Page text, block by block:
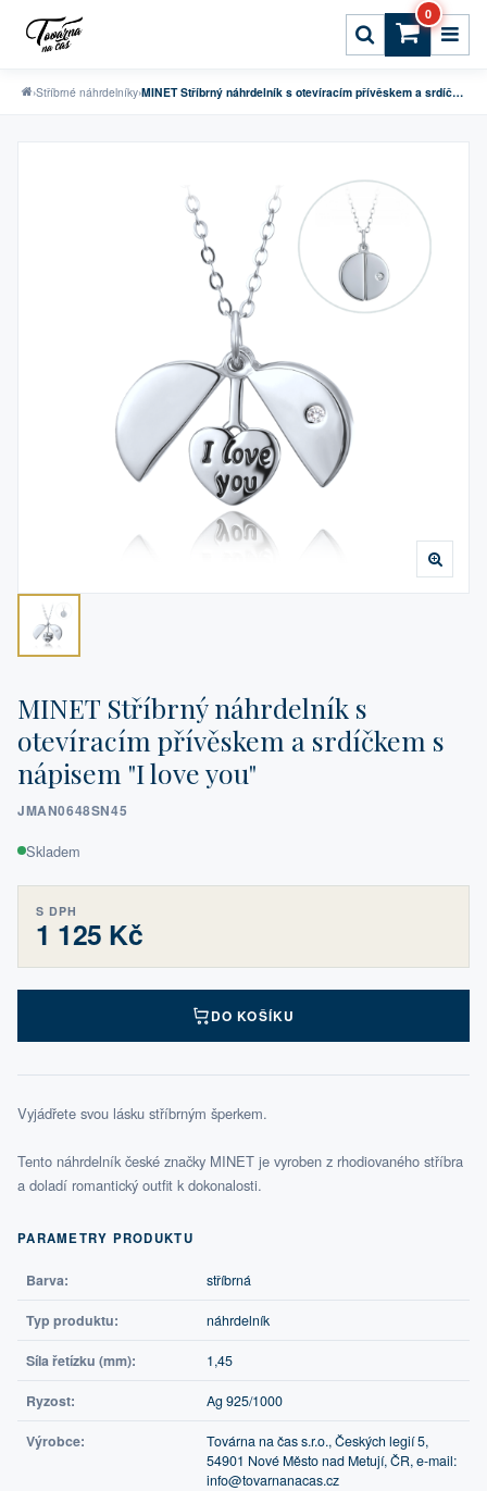
0
›Stříbrné náhrdelníky› MINET Stříbrný náhrdelník s otevíracím přívěskem a srdíčkem s nápisem "I love you"
MINET Stříbrný náhrdelník s
otevíracím přívěskem a srdíčkem s
nápisem "I love you"
JMAN0648SN45
Skladem
S DPH
1 125 Kč
DO KOŠÍKU
Vyjádřete svou lásku stříbrným šperkem.
Tento náhrdelník české značky MINET je vyroben z rhodiovaného stříbra
a doladí romantický outfit k dokonalosti.
PARAMETRY PRODUKTU
Barva: stříbrná
Typ produktu: náhrdelník
Síla řetízku (mm): 1,45
Ryzost: Ag 925/1000
Výrobce:
Továrna na čas s.r.o., Českých legií 5,
54901 Nové Město nad Metují, ČR, e-mail:
info@tovarnanacas.cz